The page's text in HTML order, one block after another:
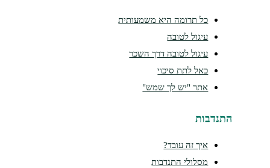
כל תרומה היא משמעותית
עיגול לטובה
עיגול לטובה דרך השכר
כאל לתת סיכוי
אתר "יש לך שמש"
התנדבות
איך זה עובד?
מסלולי התנדבות